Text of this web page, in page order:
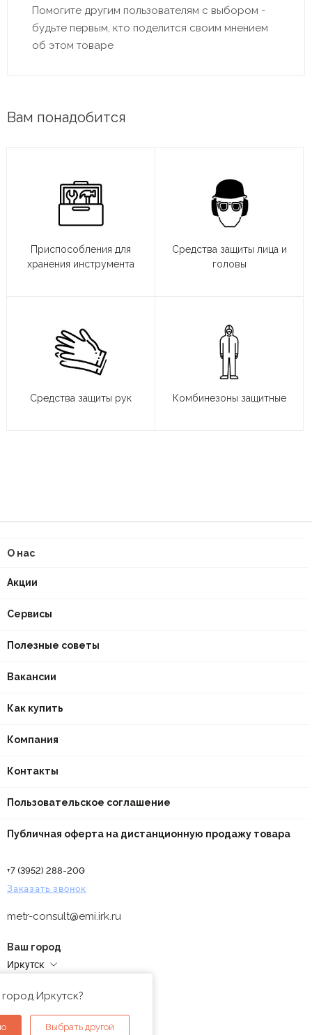
Помогите другим пользователям с выбором -
будьте первым, кто поделится своим мнением
об этом товаре
Вам понадобится
Приспособления для
хранения инструмента
Средства защиты лица и
головы
Средства защиты рук Комбинезоны защитные
О нас
Акции
Сервисы
Полезные советы
Вакансии
Как купить
Компания
Контакты
Пользовательское соглашение
Публичная оферта на дистанционную продажу товара
+7 (3952) 288-200
Заказать звонок
metr-consult@emi.irk.ru
Ваш город
Иркутск
Иркутск?
Выбрать другой